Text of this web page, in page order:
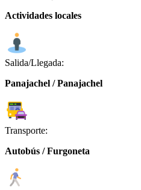
Actividades locales
Salida/Llegada:
Panajachel / Panajachel
Transporte:
Autobús / Furgoneta